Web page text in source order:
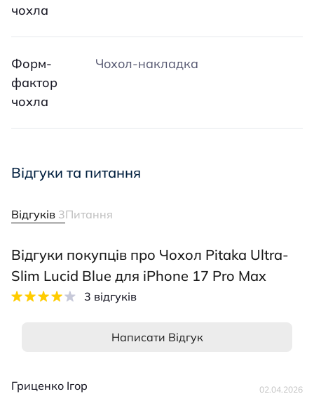
чохла
Форм-
фактор
чохла
Чохол-накладка
Відгуки та питання
Відгуків 3Питання
Відгуки покупців про Чохол Pitaka Ultra-
Slim Lucid Blue для iPhone 17 Pro Max
3 відгуків
Написати Відгук
Гриценко Ігор 02.04.2026